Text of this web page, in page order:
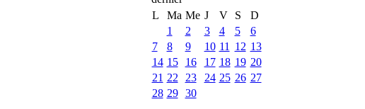
L
Ma Me J V S
D
1
2 3 4 5
6
7
8 9 10 11 12 13
14 15 16 17 18 19 20
21 22 23 24 25 26 27
28 29 30